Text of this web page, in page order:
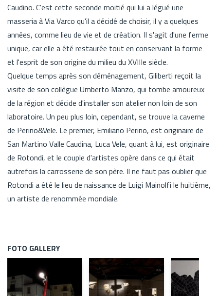
Caudino. C'est cette seconde moitié qui lui a légué une
masseria à Via Varco qu'il a décidé de choisir, il y a quelques
années, comme lieu de vie et de création. Il s'agit d'une ferme
unique, car elle a été restaurée tout en conservant la forme
et l'esprit de son origine du milieu du XVIIIe siècle.
Quelque temps après son déménagement, Giliberti reçoit la
visite de son collègue Umberto Manzo, qui tombe amoureux
de la région et décide d'installer son atelier non loin de son
laboratoire. Un peu plus loin, cependant, se trouve la caverne
de Perino&Vele. Le premier, Emiliano Perino, est originaire de
San Martino Valle Caudina, Luca Vele, quant à lui, est originaire
de Rotondi, et le couple d'artistes opère dans ce qui était
autrefois la carrosserie de son père. Il ne faut pas oublier que
Rotondi a été le lieu de naissance de Luigi Mainolfi le huitième,
un artiste de renommée mondiale.
FOTO GALLERY